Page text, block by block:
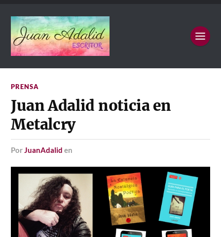
PRENSA
Juan Adalid noticia en
Metalcry
porJuanAdalid en